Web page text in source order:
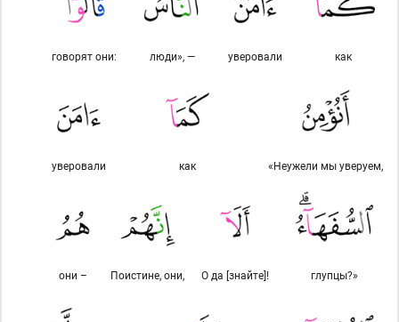
как
уверовали
люди», —
говорят они:
«Неужели мы уверуем,
как
уверовали
глупцы?»
О да [знайте]!
Поистине, они,
они –